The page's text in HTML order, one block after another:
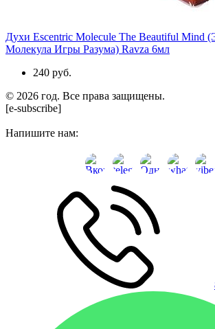
Духи Escentric Molecule The Beautiful Mind
Молекула Игры Разума) Ravza 6мл
240 руб.
© 2026 год. Все права защищены.
[e-subscribe]
Напишите нам: